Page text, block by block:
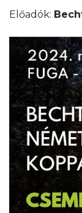
Előadók: